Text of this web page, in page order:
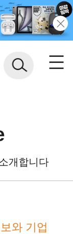
개합니다
와 기업